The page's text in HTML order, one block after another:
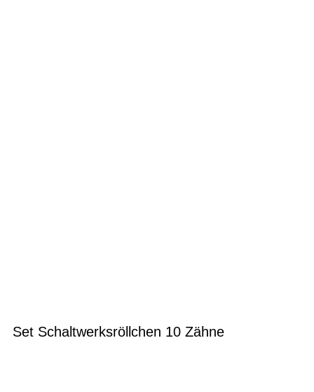
Set Schaltwerksröllchen 10 Zähne